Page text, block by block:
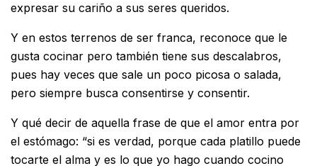
expresar su cariño a sus seres queridos.
Y en estos terrenos de ser franca, reconoce que le
gusta cocinar pero también tiene sus descalabros,
pues hay veces que sale un poco picosa o salada,
pero siempre busca consentirse y consentir.
Y qué decir de aquella frase de que el amor entra por
el estómago: “si es verdad, porque cada platillo puede
tocarte el alma y es lo que yo hago cuando cocino